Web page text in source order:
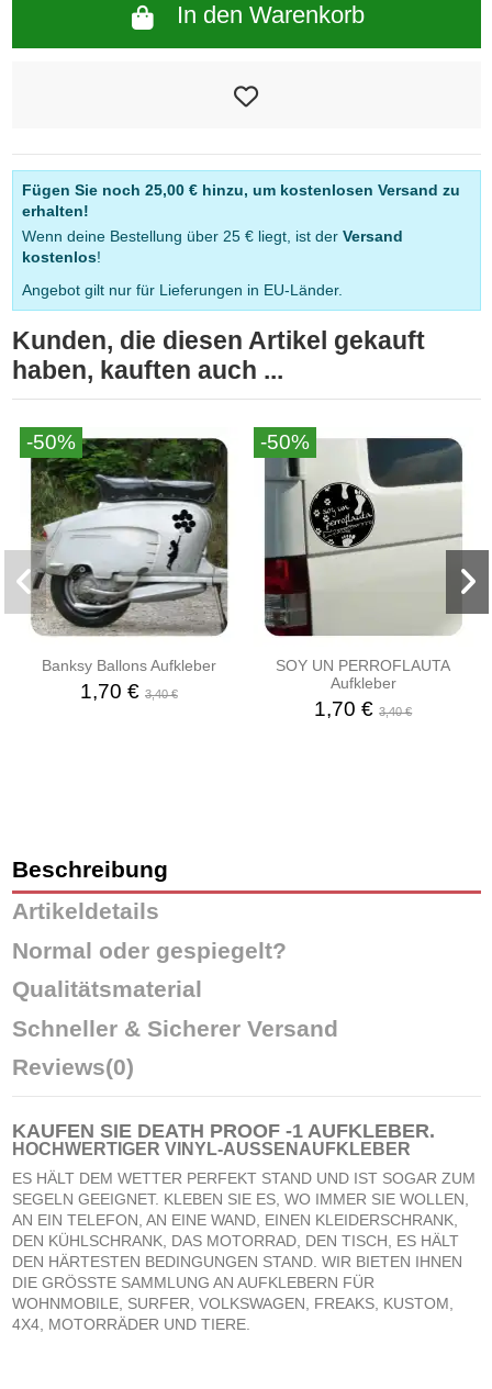
In den Warenkorb
Fügen Sie noch 25,00 €hinzu, um kostenlosen Versand zu
erhalten!
Wenn deine Bestellung über 25 € liegt, ist der Versand
kostenlos!
Angebot gilt nur für Lieferungen in EU-Länder.
Kunden, die diesen Artikel gekauft
haben, kauften auch ...
-50%
Banksy Ballons Aufkleber
1,70 € 3,40 €
-50%
SOY UN PERROFLAUTA
Aufkleber
1,70 €3,40 €
Beschreibung
Artikeldetails
Normal oder gespiegelt?
Qualitätsmaterial
Schneller & Sicherer Versand
Reviews(0)
KAUFEN SIE DEATH PROOF -1 AUFKLEBER.
HOCHWERTIGER VINYL-AUSSENAUFKLEBER
ES HÄLT DEM WETTER PERFEKT STAND UND IST SOGAR ZUM
SEGELN GEEIGNET. KLEBEN SIE ES, WO IMMER SIE WOLLEN,
AN EIN TELEFON, AN EINE WAND, EINEN KLEIDERSCHRANK,
DEN KÜHLSCHRANK, DAS MOTORRAD, DEN TISCH, ES HÄLT
DEN HÄRTESTEN BEDINGUNGEN STAND. WIR BIETEN IHNEN
DIE GRÖSSTE SAMMLUNG AN AUFKLEBERN FÜR
WOHNMOBILE, SURFER, VOLKSWAGEN, FREAKS, KUSTOM,
4X4, MOTORRÄDER UND TIERE.